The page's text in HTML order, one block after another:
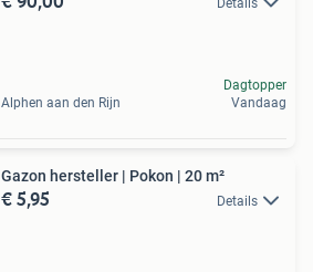
Details
Alphen aan den Rijn
Dagtopper
Vandaag
Gazon hersteller | Pokon | 20 m²
€ 5,95 Details